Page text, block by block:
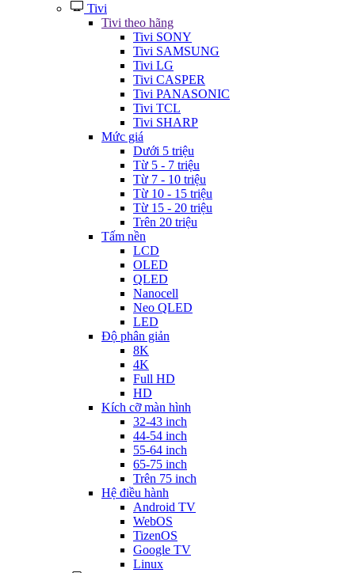
Tivi
Tivi theo hãng
Tivi SONY
Tivi SAMSUNG
Tivi LG
Tivi CASPER
Tivi PANASONIC
Tivi TCL
Tivi SHARP
Mức giá
Dưới 5 triệu
Từ 5 - 7 triệu
Từ 7 - 10 triệu
Từ 10 - 15 triệu
Từ 15 - 20 triệu
Trên 20 triệu
Tấm nền
LCD
OLED
QLED
Nanocell
Neo QLED
LED
Độ phân giản
8K
4K
Full HD
HD
Kích cỡ màn hình
32-43 inch
44-54 inch
55-64 inch
65-75 inch
Trên 75 inch
Hệ điều hành
Android TV
WebOS
TizenOS
Google TV
Linux